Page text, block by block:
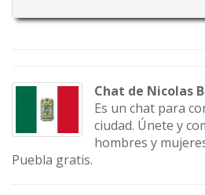
Chat de Nicolas
Es un chat para
ciudad. Únete y
hombres y
Puebla gratis.